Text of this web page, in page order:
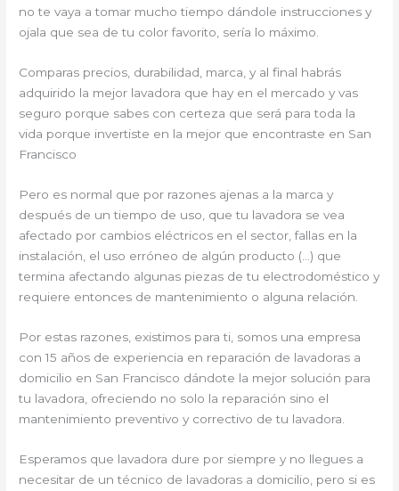
no te vaya a tomar mucho tiempo dándole instrucciones y
ojala que sea de tu color favorito, sería lo máximo.
Comparas precios, durabilidad, marca, y al final habrás
adquirido la mejor lavadora que hay en el mercado y vas
seguro porque sabes con certeza que será para toda la
vida porque invertiste en la mejor que encontraste en San
Francisco
Pero es normal que por razones ajenas a la marca y
después de un tiempo de uso, que tu lavadora se vea
afectado por cambios eléctricos en el sector, fallas en la
instalación, el uso erróneo de algún producto (…) que
termina afectando algunas piezas de tu electrodoméstico y
requiere entonces de mantenimiento o alguna relación.
Por estas razones, existimos para ti, somos una empresa
con 15 años de experiencia en reparación de lavadoras a
domicilio en San Francisco dándote la mejor solución para
tu lavadora, ofreciendo no solo la reparación sino el
mantenimiento preventivo y correctivo de tu lavadora.
Esperamos que lavadora dure por siempre y no llegues a
necesitar de un técnico de lavadoras a domicilio, pero si es